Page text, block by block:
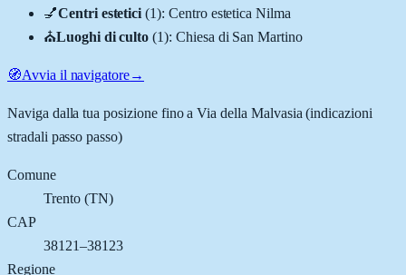
💅Centri estetici (1): Centro estetica Nilma
⛪Luoghi di culto (1): Chiesa di San Martino
🧭Avvia il navigatore→
Naviga dalla tua posizione fino aVia della Malvasia (indicazioni
stradali passo passo)
Comune
Trento(TN)
CAP
38121–38123
Regione